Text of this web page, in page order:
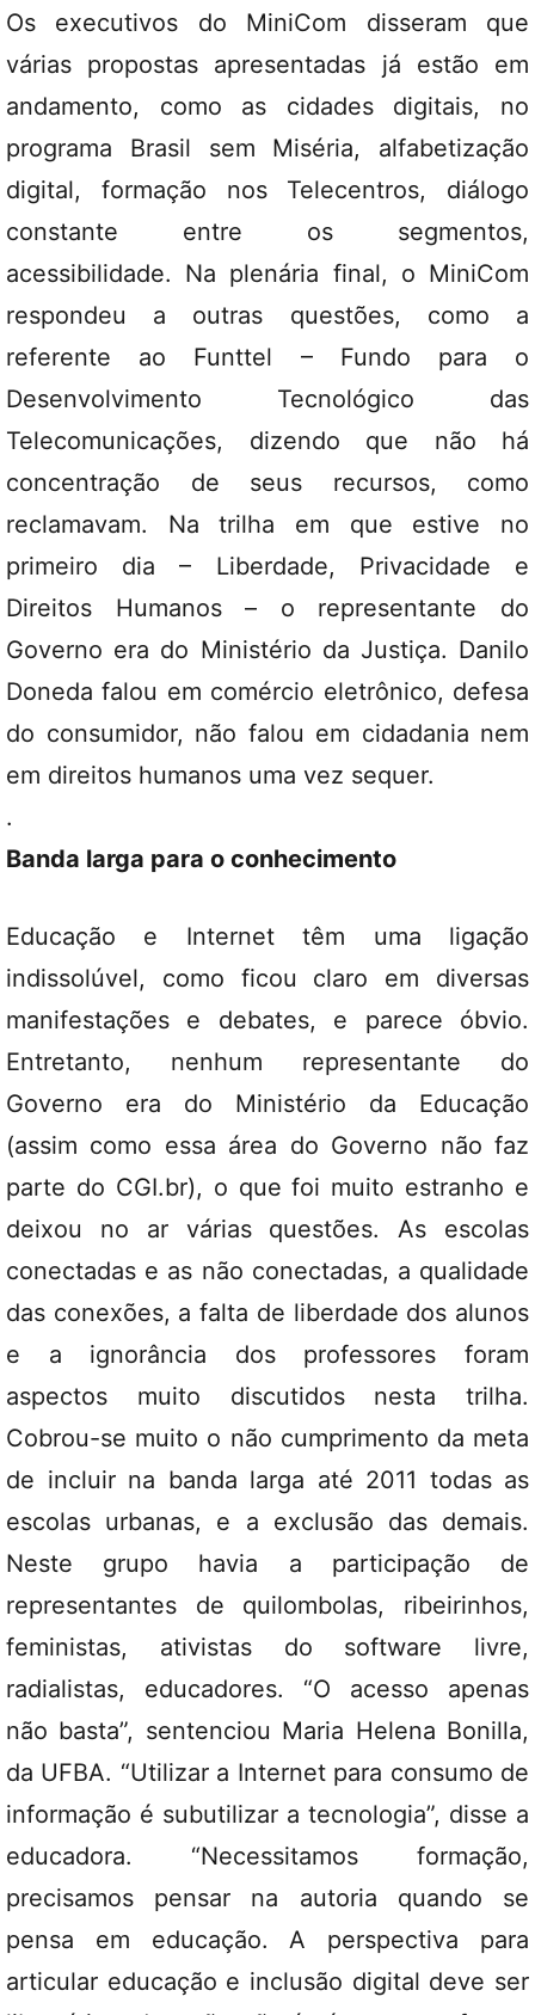
Os executivos do MiniCom disseram que
várias propostas apresentadas já estão em
andamento, como as cidades digitais, no
programa Brasil sem Miséria, alfabetização
digital, formação nos Telecentros, diálogo
constante entre os segmentos,
acessibilidade. Na plenária final, o MiniCom
respondeu a outras questões, como a
referente ao Funttel – Fundo para o
Desenvolvimento Tecnológico das
Telecomunicações, dizendo que não há
concentração de seus recursos, como
reclamavam. Na trilha em que estive no
primeiro dia – Liberdade, Privacidade e
Direitos Humanos – o representante do
Governo era do Ministério da Justiça. Danilo
Doneda falou em comércio eletrônico, defesa
do consumidor, não falou em cidadania nem
em direitos humanos uma vez sequer.
.
Banda larga para o conhecimento
Educação e Internet têm uma ligação
indissolúvel, como ficou claro em diversas
manifestações e debates, e parece óbvio.
Entretanto, nenhum representante do
Governo era do Ministério da Educação
(assim como essa área do Governo não faz
parte do CGI.br), o que foi muito estranho e
deixou no ar várias questões. As escolas
conectadas e as não conectadas, a qualidade
das conexões, a falta de liberdade dos alunos
e a ignorância dos professores foram
aspectos muito discutidos nesta trilha.
Cobrou-se muito o não cumprimento da meta
de incluir na banda larga até 2011 todas as
escolas urbanas, e a exclusão das demais.
Neste grupo havia a participação de
representantes de quilombolas, ribeirinhos,
feministas, ativistas do software livre,
radialistas, educadores. “O acesso apenas
não basta”, sentenciou Maria Helena Bonilla,
da UFBA. “Utilizar a Internet para consumo de
informação é subutilizar a tecnologia”, disse a
educadora. “Necessitamos formação,
precisamos pensar na autoria quando se
pensa em educação. A perspectiva para
articular educação e inclusão digital deve ser